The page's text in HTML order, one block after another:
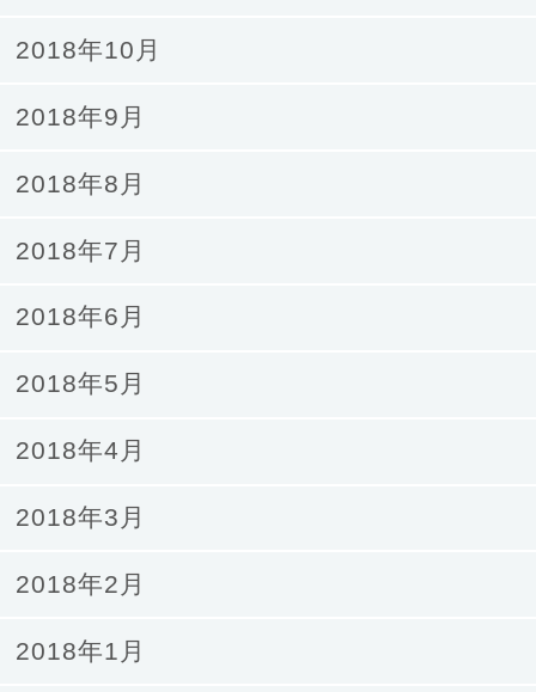
2018年10月
2018年9月
2018年8月
2018年7月
2018年6月
2018年5月
2018年4月
2018年3月
2018年2月
2018年1月